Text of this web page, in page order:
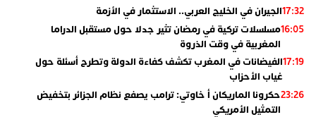
17:32الجيران في الخليج العربي.. الاستثمار في الأزمة
16:05مسلسلات تركية في رمضان تثير جدلا حول مستقبل الدراما
المغربية في وقت الذروة
17:19الفيضانات في المغرب تكشف كفاءة الدولة وتطرح أسئلة حول
غياب الأحزاب
23:26حكرونا الماريكان أ خاوتي: ترامب يصفع نظام الجزائر بتخفيض
التمثيل الأمريكي